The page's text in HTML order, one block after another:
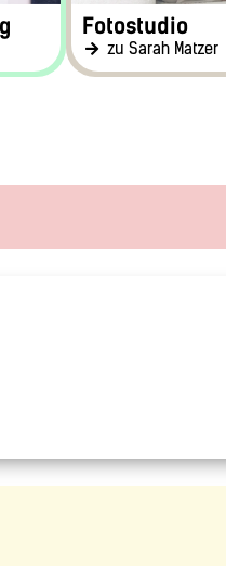
Fotostudio
zu Sarah Matzer